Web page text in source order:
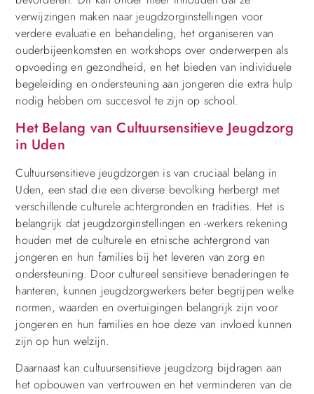
verwijzingen maken naar jeugdzorginstellingen voor
verdere evaluatie en behandeling, het organiseren van
ouderbijeenkomsten en workshops over onderwerpen als
opvoeding en gezondheid, en het bieden van individuele
begeleiding en ondersteuning aan jongeren die extra hulp
nodig hebben om succesvol te zijn op school.
Het Belang van Cultuursensitieve Jeugdzorg
in Uden
Cultuursensitieve jeugdzorgen is van cruciaal belang in
Uden, een stad die een diverse bevolking herbergt met
verschillende culturele achtergronden en tradities. Het is
belangrijk dat jeugdzorginstellingen en -werkers rekening
houden met de culturele en etnische achtergrond van
jongeren en hun families bij het leveren van zorg en
ondersteuning. Door cultureel sensitieve benaderingen te
hanteren, kunnen jeugdzorgwerkers beter begrijpen welke
normen, waarden en overtuigingen belangrijk zijn voor
jongeren en hun families en hoe deze van invloed kunnen
zijn op hun welzijn.
Daarnaast kan cultuursensitieve jeugdzorg bijdragen aan
het opbouwen van vertrouwen en het verminderen van de